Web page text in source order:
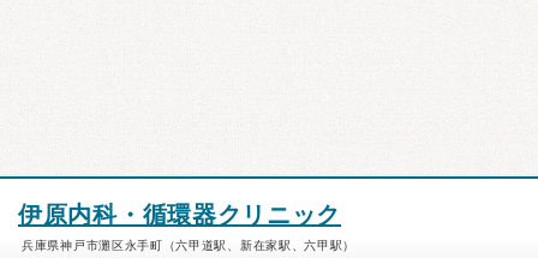
伊原内科・循環器クリニック
兵庫県神戸市灘区永手町（六甲道駅、新在家駅、六甲駅）